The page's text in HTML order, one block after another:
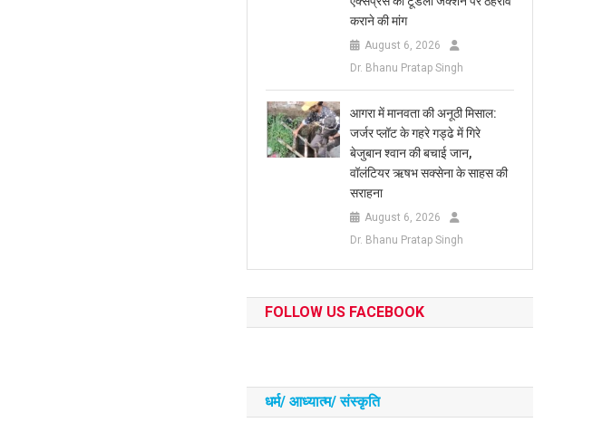
कराने की मांग
August 6, 2026
Dr. Bhanu Pratap Singh
आगरा में मानवता की अनूठी मिसाल:
जर्जर प्लॉट के गहरे गड्ढे में गिरे
बेजुबान श्वान की बचाई जान,
वॉलंटियर ऋषभ सक्सेना के साहस की
सराहना
August 6, 2026
Dr. Bhanu Pratap Singh
FOLLOW US FACEBOOK
धर्म/ आध्‍यात्‍म/ संस्‍कृति